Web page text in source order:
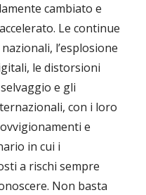
cambiato e
Le continue
l’esplosione
le distorsioni
e gli
con i loro
e
in cui i
a rischi sempre
Non basta